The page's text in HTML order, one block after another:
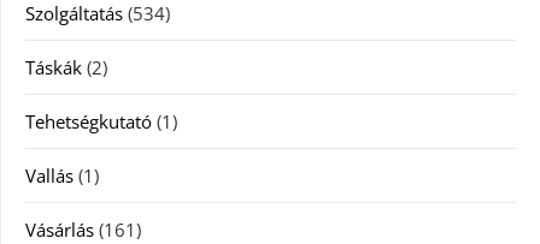
Szolgáltatás (534)
Táskák (2)
Tehetségkutató (1)
Vallás (1)
Vásárlás (161)